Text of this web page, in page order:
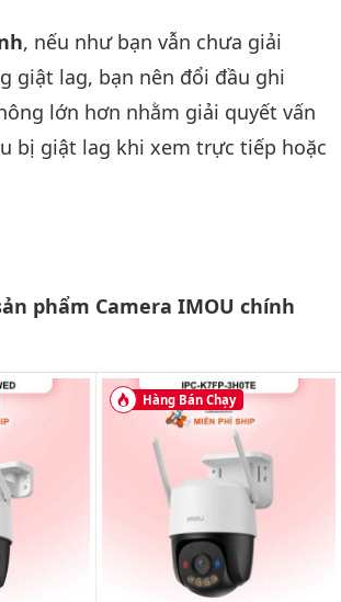
, nếu như bạn vẫn chưa giải
giật lag, bạn nên đổi đầu ghi
lớn hơn nhằm giải quyết vấn
bị giật lag khi xem trực tiếp hoặc
phẩm Camera IMOU chính
Hàng Bán Chạy